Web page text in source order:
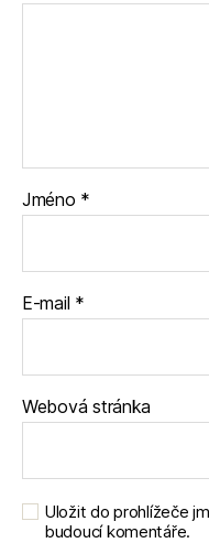
Jméno *
E-mail *
Webová stránka
Uložit do prohlížeče
budoucí komentáře.